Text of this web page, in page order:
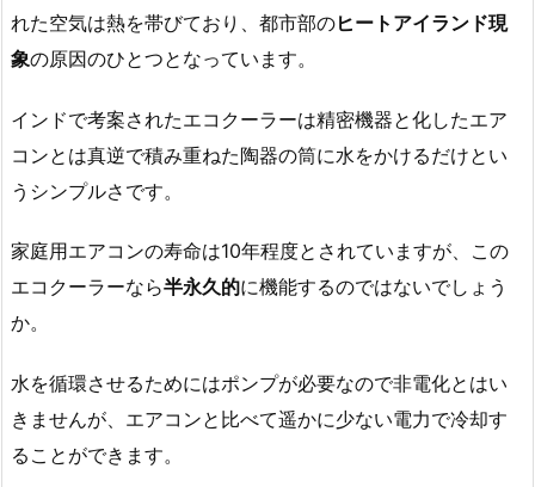
れた空気は熱を帯びており、都市部のヒートアイランド現
象の原因のひとつとなっています。
インドで考案されたエコクーラーは精密機器と化したエア
コンとは真逆で積み重ねた陶器の筒に水をかけるだけとい
うシンプルさです。
家庭用エアコンの寿命は10年程度とされていますが、この
エコクーラーなら半永久的に機能するのではないでしょう
か。
水を循環させるためにはポンプが必要なので非電化とはい
きませんが、エアコンと比べて遥かに少ない電力で冷却す
ることができます。